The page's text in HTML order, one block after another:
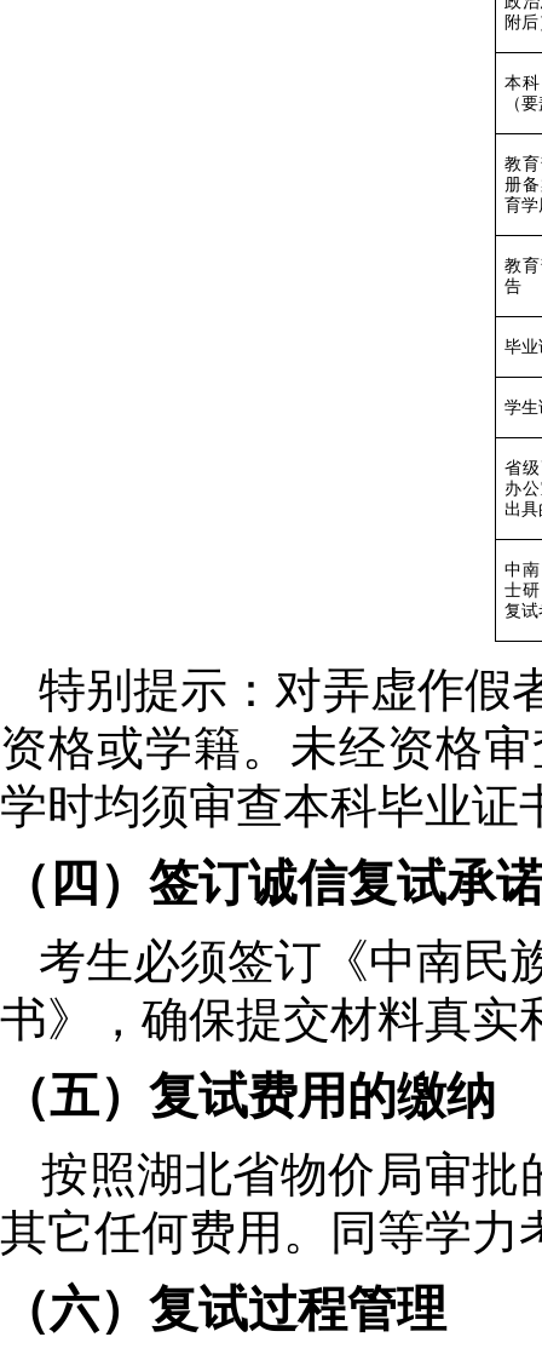
附后
本
（
教
册
育学
教
告
毕业
学生
省
办
出具
中
士
复试
特别提示：对弄虚作假
资格或学籍。未经资格
学时均须审查本科毕业证
（四）签订诚信复试承
考生必须签订《中南民
书》，确保提交材料真实
（五）复试费用的缴纳
按照湖北省物价局审批
其它任何费用。同等学力
（六）复试过程管理